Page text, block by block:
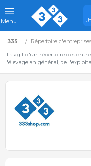
Menu
333 Répertoire d'entreprises
Il s'agit d'un répertoire des
l'élevage en général, de